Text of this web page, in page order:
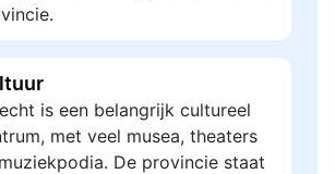
is een belangrijk cultureel
met veel musea, theaters
De provincie staat